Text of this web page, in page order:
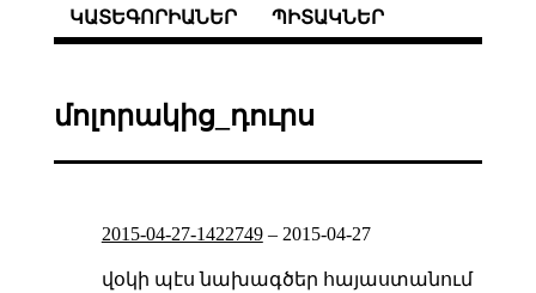
ԿԱՏԵԳՈՐԻԱՆԵՐ ՊԻՏԱԿՆԵՐ
մոլորակից_դուրս
2015-04-27-1422749– 2015-04-27
վօկի պէս նախագծեր հայաստանում